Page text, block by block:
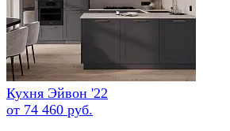
Кухня Эйвон '22
от 74 460 руб.